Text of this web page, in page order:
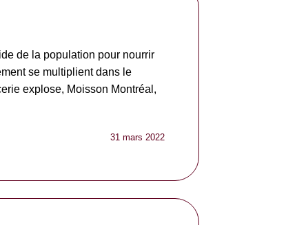
de la population pour nourrir
se multiplient dans le
explose, Moisson Montréal,
31 mars 2022